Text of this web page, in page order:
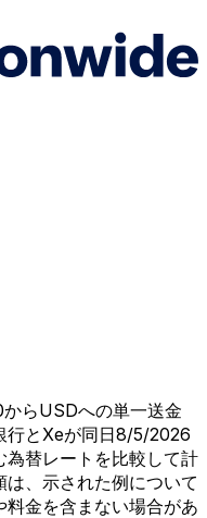
らUSDへの単一送金
行とXeが同日8/5/2026
為替レートを比較して計
、示された例について
金を含まない場合があ